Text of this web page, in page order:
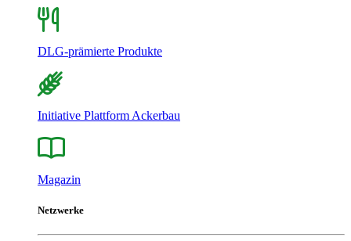
DLG-prämierte Produkte
Initiative Plattform Ackerbau
Magazin
Netzwerke